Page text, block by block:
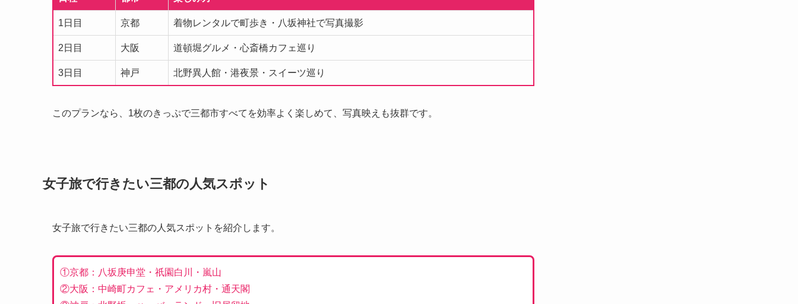
1日目 京都 着物レンタルで町歩き・八坂神社で写真撮影
2日目 大阪 道頓堀グルメ・心斎橋カフェ巡り
3日目 神戸 北野異人館・港夜景・スイーツ巡り
このプランなら、1枚のきっぷで三都市すべてを効率よく楽しめて、写真映えも抜群です。
女子旅で行きたい三都の人気スポット
女子旅で行きたい三都の人気スポットを紹介します。
①京都：八坂庚申堂・祇園白川・嵐山
②大阪：中崎町カフェ・アメリカ村・通天閣